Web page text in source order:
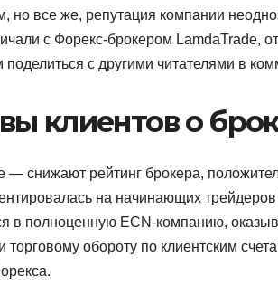
но все же, репутация компании
с Форекс-брокером LamdaTrade,
поделиться с другими читателями в
клиентов о
— снижают рейтинг брокера,
на начинающих
в полноценную ECN-компанию,
торговому обороту по клиентским